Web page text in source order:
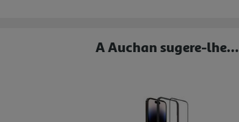
A Auchan sugere-lhe...